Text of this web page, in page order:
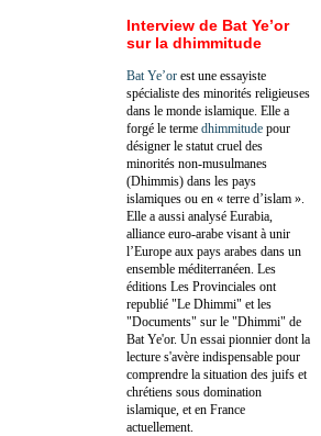
Interview de Bat Ye’or
sur la dhimmitude
Bat Ye’or est une essayiste
spécialiste des minorités religieuses
dans le monde islamique. Elle a
forgé le terme dhimmitude pour
désigner le statut cruel des
minorités non-musulmanes
(Dhimmis) dans les pays
islamiques ou en « terre d’islam ».
Elle a aussi analysé Eurabia,
alliance euro-arabe visant à unir
l’Europe aux pays arabes dans un
ensemble méditerranéen. Les
éditions Les Provinciales ont
republié "Le Dhimmi" et les
"Documents" sur le "Dhimmi" de
Bat Ye'or. Un essai pionnier dont la
lecture s'avère indispensable pour
comprendre la situation des juifs et
chrétiens sous domination
islamique, et en France
actuellement.